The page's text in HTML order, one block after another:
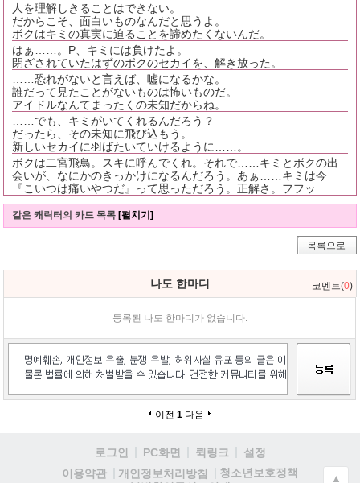
人を理解しきることはできない。
だからこそ、面白いものなんだと思うよ。
ボクはキミの真実に迫ることを諦めたくないんだ。
はぁ……。P、キミには負けたよ。
閉ざされていたはずのボクのセカイを、解き放った。
……恐れがないと言えば、嘘になるかな。
誰だって見たことがないものは怖いものだ。
アイドルなんてまったくの未知だからね。
……でも、キミがいてくれるんだろう？
だったら、その未知に飛び込もう。
新しいセカイに羽ばたいていけるように……。
ボクは二宮飛鳥。スキに呼んでくれ。それで……キミとボクの出
会いが、なにかのきっかけになるんだろう。あぁ……キミは今
『こいつは痛いやつだ』って思っただろう。正解さ。フフッ
같은 캐릭터의 카드 목록 [펼치기]
목록으로
나도 한마디 코멘트(0)
등록된 나도 한마디가 없습니다.
이전 1 다음
로그인 PC화면 퀵링크
설정
이용약관
개인정보처리방침
청소년보호정책
▲